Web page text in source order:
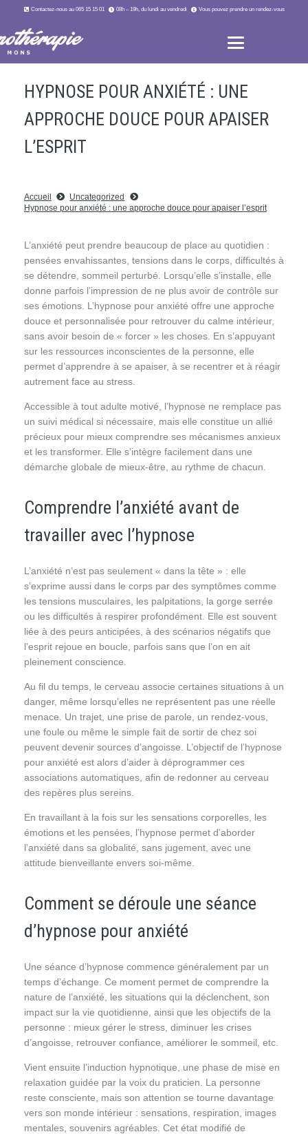
Contactez-nous au 065 15 15 01 08h – 19h, du lundi au vendredi Vous pouvez prendre un rendez-vous
HYPNOSE POUR ANXIÉTÉ : UNE
APPROCHE DOUCE POUR APAISER
L’ESPRIT
Accueil
Uncategorized
Hypnose pour anxiété : une approche douce pour apaiser l’esprit
L’anxiété peut prendre beaucoup de place au quotidien :
pensées envahissantes, tensions dans le corps, difficultés à
se détendre, sommeil perturbé. Lorsqu’elle s’installe, elle
donne parfois l’impression de ne plus avoir de contrôle sur
ses émotions. L’hypnose pour anxiété offre une approche
douce et personnalisée pour retrouver du calme intérieur,
sans avoir besoin de « forcer » les choses. En s’appuyant
sur les ressources inconscientes de la personne, elle
permet d’apprendre à se apaiser, à se recentrer et à réagir
autrement face au stress.
Accessible à tout adulte motivé, l’hypnose ne remplace pas
un suivi médical si nécessaire, mais elle constitue un allié
précieux pour mieux comprendre ses mécanismes anxieux
et les transformer. Elle s’intègre facilement dans une
démarche globale de mieux-être, au rythme de chacun.
Comprendre l’anxiété avant de
travailler avec l’hypnose
L’anxiété n’est pas seulement « dans la tête » : elle
s’exprime aussi dans le corps par des symptômes comme
les tensions musculaires, les palpitations, la gorge serrée
ou les difficultés à respirer profondément. Elle est souvent
liée à des peurs anticipées, à des scénarios négatifs que
l’esprit rejoue en boucle, parfois sans que l’on en ait
pleinement conscience.
Au fil du temps, le cerveau associe certaines situations à un
danger, même lorsqu’elles ne représentent pas une réelle
menace. Un trajet, une prise de parole, un rendez-vous,
une foule ou même le simple fait de sortir de chez soi
peuvent devenir sources d’angoisse. L’objectif de l’hypnose
pour anxiété est alors d’aider à déprogrammer ces
associations automatiques, afin de redonner au cerveau
des repères plus sereins.
En travaillant à la fois sur les sensations corporelles, les
émotions et les pensées, l’hypnose permet d’aborder
l’anxiété dans sa globalité, sans jugement, avec une
attitude bienveillante envers soi-même.
Comment se déroule une séance
d’hypnose pour anxiété
Une séance d’hypnose commence généralement par un
temps d’échange. Ce moment permet de comprendre la
nature de l’anxiété, les situations qui la déclenchent, son
impact sur la vie quotidienne, ainsi que les objectifs de la
personne : mieux gérer le stress, diminuer les crises
d’angoisse, retrouver confiance, améliorer le sommeil, etc.
Vient ensuite l’induction hypnotique, une phase de mise en
relaxation guidée par la voix du praticien. La personne
reste consciente, mais son attention se tourne davantage
vers son monde intérieur : sensations, respiration, images
mentales, souvenirs agréables. Cet état modifié de